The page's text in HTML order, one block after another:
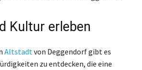
Kultur erleben
Altstadt von Deggendorf gibt es
zu entdecken, die eine